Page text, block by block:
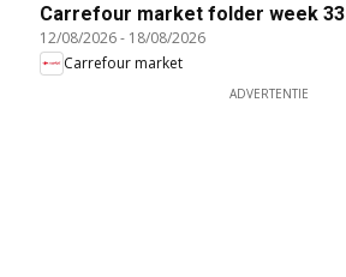
Carrefour market folder week 33
12/08/2026- 18/08/2026
Carrefour market
ADVERTENTIE